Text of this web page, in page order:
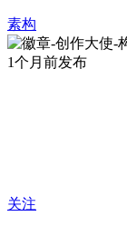
素构
1个月前发布
关注